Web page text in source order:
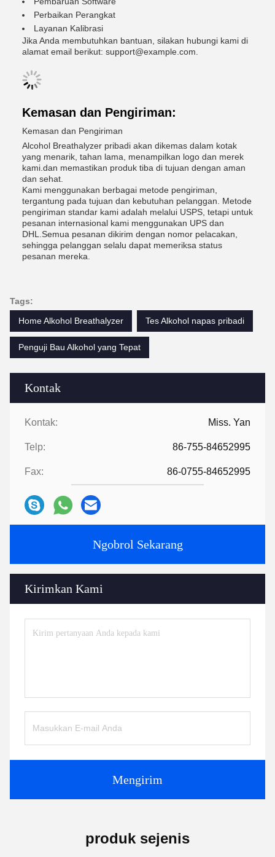
Kontak
Kontak: Miss. Yan
Telp: 86-755-84652995
Fax: 86-0755-84652995
Ngobrol Sekarang
Kirimkan Kami
Mengirim
Perbaikan Perangkat
Layanan Kalibrasi
Jika Anda membutuhkan bantuan, silakan hubungi kami di
alamat email berikut: support@example.com.
Kemasan dan Pengiriman:
Kemasan dan Pengiriman
Alcohol Breathalyzer pribadi akan dikemas dalam kotak
yang menarik, tahan lama, menampilkan logo dan merek
kami.dan memastikan produk tiba di tujuan dengan aman
dan sehat.
Kami menggunakan berbagai metode pengiriman,
tergantung pada tujuan dan kebutuhan pelanggan. Metode
pengiriman standar kami adalah melalui USPS, tetapi untuk
pesanan internasional kami menggunakan UPS dan
DHL.Semua pesanan dikirim dengan nomor pelacakan,
sehingga pelanggan selalu dapat memeriksa status
pesanan mereka.
Tags:
Home Alkohol Breathalyzer
Tes Alkohol napas pribadi
Penguji Bau Alkohol yang Tepat
produk sejenis